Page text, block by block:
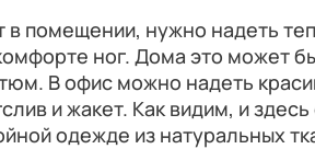
в помещении, нужно надеть
ног. Дома это может
В офис можно надеть
и жакет. Как видим, и
одежде из натуральных